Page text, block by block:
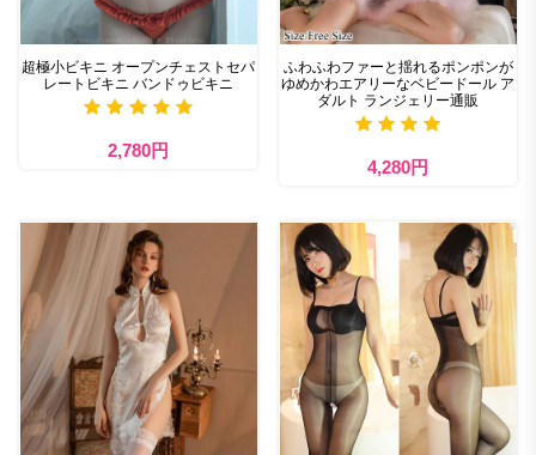
超極小ビキニ オープンチェストセパ
レートビキニ バンドゥビキニ
2,780円
ふわふわファーと揺れるポンポンが
ゆめかわエアリーなベビードール ア
ダルト ランジェリー通販
4,280円